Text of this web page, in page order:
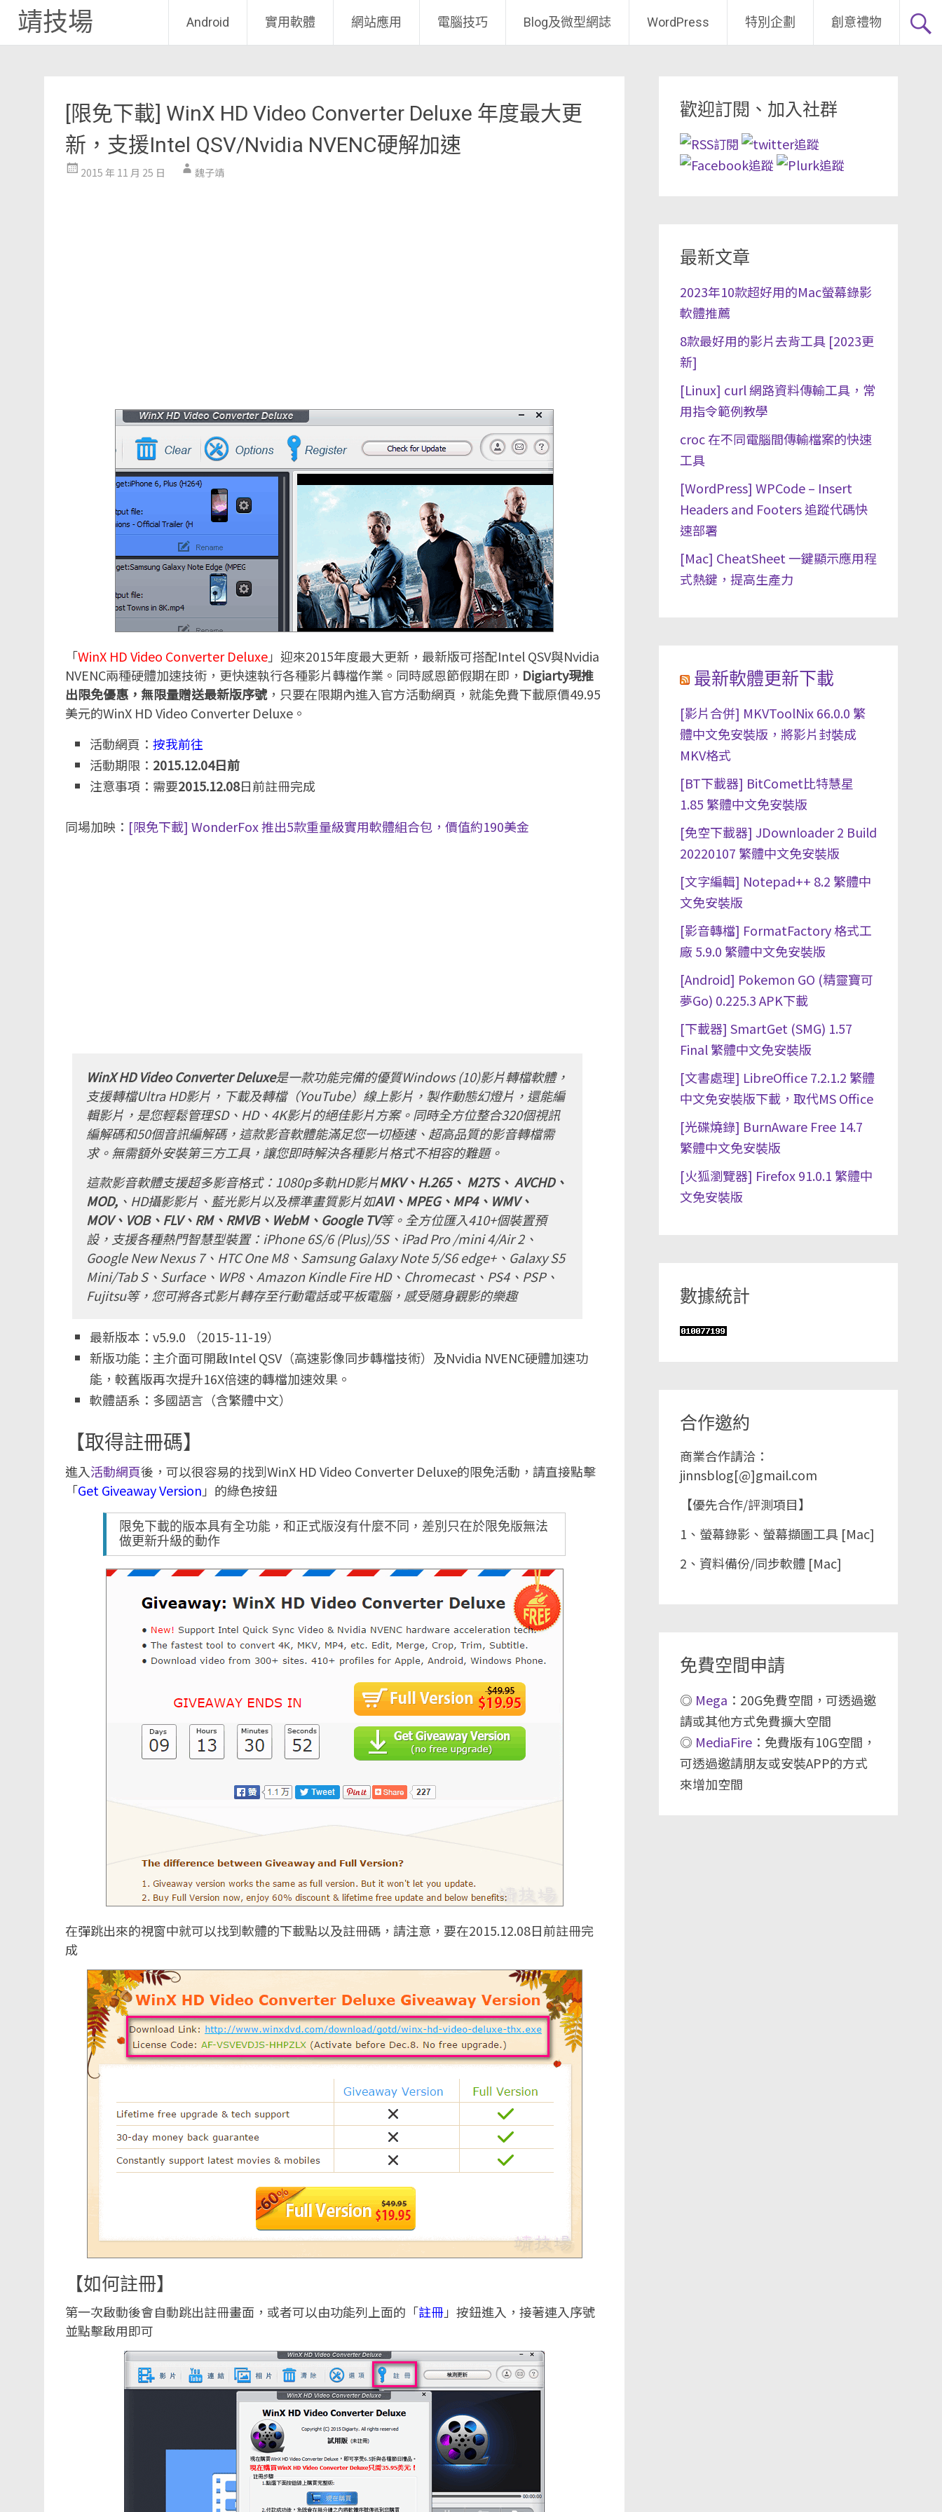
靖技場 Android 實用軟體 網站應用 電腦技巧 Blog及微型網誌 WordPress 特別企劃 創意禮物
[限免下載] WinX HD Video Converter Deluxe 年度最大更
新，支援Intel QSV/Nvidia NVENC硬解加速
2015 年 11 月 25 日 魏子靖
「WinX HD Video Converter Deluxe」迎來2015年度最大更新，最新版可搭配Intel QSV與Nvidia
NVENC兩種硬體加速技術，更快速執行各種影片轉檔作業。同時感恩節假期在即， Digiarty現推
出限免優惠，無限量贈送最新版序號，只要在限期內進入官方活動網頁，就能免費下載原價49.95
美元的WinX HD Video Converter Deluxe。
活動網頁： 按我前往
活動期限： 2015.12.04日前
注意事項：需要2015.12.08日前註冊完成
同場加映： [限免下載] WonderFox 推出5款重量級實用軟體組合包，價值約190美金
WinX HD Video Converter Deluxe是一款功能完備的優質Windows (10)影片轉檔軟體，
支援轉檔Ultra HD影片，下載及轉檔（YouTube）線上影片，製作動態幻燈片，還能編
輯影片，是您輕鬆管理SD、HD、4K影片的絕佳影片方案。同時全方位整合320個視訊
編解碼和50個音訊編解碼，這款影音軟體能滿足您一切極速、超高品質的影音轉檔需
求。無需額外安裝第三方工具，讓您即時解決各種影片格式不相容的難題。
這款影音軟體支援超多影音格式：1080p多軌HD影片MKV、H.265、 M2TS、 AVCHD、
MOD, 、HD攝影影片、藍光影片以及標準畫質影片如AVI、MPEG、MP4、WMV、
MOV、VOB、FLV、RM、RMVB、WebM、Google TV等。全方位匯入410+個裝置預
設，支援各種熱門智慧型裝置：iPhone 6S/6 (Plus)/5S、iPad Pro /mini 4/Air 2、
Google New Nexus 7、HTC One M8、Samsung Galaxy Note 5/S6 edge+、Galaxy S5
Mini/Tab S、Surface、WP8、Amazon Kindle Fire HD、Chromecast、PS4、PSP、
Fujitsu等，您可將各式影片轉存至行動電話或平板電腦，感受隨身觀影的樂趣
最新版本：v5.9.0 （2015-11-19）
新版功能：主介面可開啟Intel QSV（高速影像同步轉檔技術）及Nvidia NVENC硬體加速功
能，較舊版再次提升16X倍速的轉檔加速效果。
軟體語系：多國語言（含繁體中文）
【取得註冊碼】
進入活動網頁後，可以很容易的找到WinX HD Video Converter Deluxe的限免活動，請直接點擊
「Get Giveaway Version 」的綠色按鈕
限免下載的版本具有全功能，和正式版沒有什麼不同，差別只在於限免版無法
做更新升級的動作
在彈跳出來的視窗中就可以找到軟體的下載點以及註冊碼，請注意，要在2015.12.08日前註冊完
成
【如何註冊】
第一次啟動後會自動跳出註冊畫面，或者可以由功能列上面的「註冊」按鈕進入，接著連入序號
並點擊啟用即可
歡迎訂閱、加入社群
最新文章
2023年10款超好用的Mac螢幕錄影
軟體推薦
8款最好用的影片去背工具 [2023更
新]
[Linux] curl 網路資料傳輸工具，常
用指令範例教學
croc 在不同電腦間傳輸檔案的快速
工具
[WordPress] WPCode – Insert
Headers and Footers 追蹤代碼快
速部署
[Mac] CheatSheet 一鍵顯示應用程
式熱鍵，提高生產力
最新軟體更新下載
[影片合併] MKVToolNix 66.0.0 繁
體中文免安裝版，將影片封裝成
MKV格式
[BT下載器] BitComet比特慧星
1.85 繁體中文免安裝版
[免空下載器] JDownloader 2 Build
20220107 繁體中文免安裝版
[文字編輯] Notepad++ 8.2 繁體中
文免安裝版
[影音轉檔] FormatFactory 格式工
廠 5.9.0 繁體中文免安裝版
[Android] Pokemon GO (精靈寶可
夢Go) 0.225.3 APK下載
[下載器] SmartGet (SMG) 1.57
Final 繁體中文免安裝版
[文書處理] LibreOffice 7.2.1.2 繁體
中文免安裝版下載，取代MS Office
[光碟燒錄] BurnAware Free 14.7
繁體中文免安裝版
[火狐瀏覽器] Firefox 91.0.1 繁體中
文免安裝版
數據統計
合作邀約
商業合作請洽：
jinnsblog[@]gmail.com
【優先合作/評測項目】
1、螢幕錄影、螢幕擷圖工具 [Mac]
2、資料備份/同步軟體 [Mac]
免費空間申請
◎ Mega ：20G免費空間，可透過邀
請或其他方式免費擴大空間
◎ MediaFire：免費版有10G空間，
可透過邀請朋友或安裝APP的方式
來增加空間